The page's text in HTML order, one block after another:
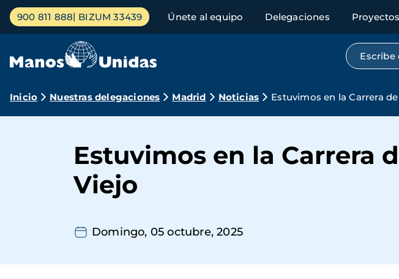
Pasar
contenido
Menú
principal
900 811 888 BIZUM 33439 Únete al equipo Delegaciones Proyectos
Ruta
navegación
Inicio Nuestras delegaciones Madrid Noticias Estuvimos en la Carrera
Estuvimos en la Carrera
Viejo
Domingo, 05 octubre, 2025